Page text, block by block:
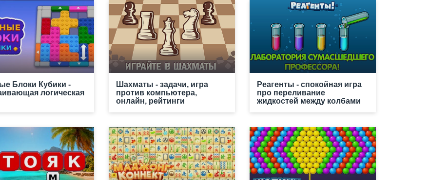
Блоки Кубики -
логическая
Шахматы - задачи, игра
против компьютера,
онлайн, рейтинги
Реагенты - спокойная игра
про переливание
жидкостей между колбами